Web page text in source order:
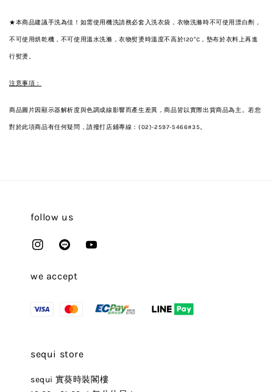
★本商品建議手洗為佳！如需使用機洗請務必套入洗衣袋，衣物洗滌時不可使用漂白劑，
不可使用烘乾機，不可使用溫水洗滌，衣物熨燙時溫度不高於120°C，墊布於衣料上再進
行熨燙。
注意事項：
商品圖片因顯示器解析度與色調成線影響而產生差異，商品皆以實際出貨商品為主。若您
對於此項商品有任何疑問，請撥打店鋪專線：(02)-2597-5466#35。
follow us
we accept
sequi store
sequi 實葵時裝閣樓